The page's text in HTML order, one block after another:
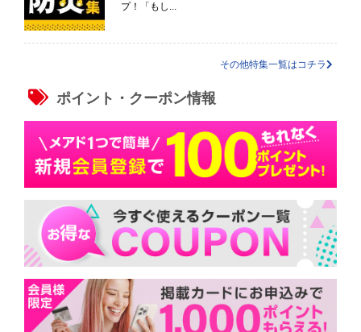
プ！「もし...
その他特集一覧はコチラ
ポイント・クーポン情報